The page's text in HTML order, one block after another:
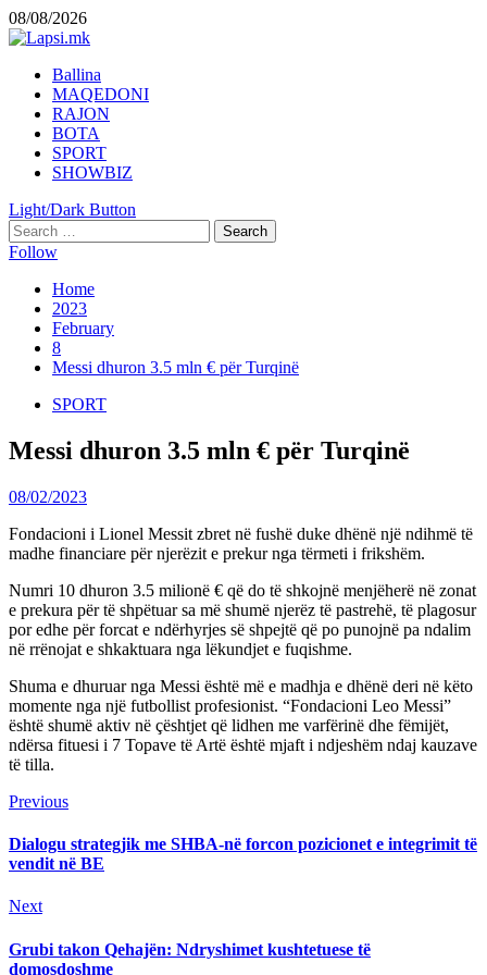
Skip
to
08/08/2026
Primary
Menu
Ballina
MAQEDONI
RAJON
BOTA
SPORT
SHOWBIZ
Light/Dark Button
Search
for:
Follow
Home
2023
February
8
Messi dhuron 3.5 mln € për Turqinë
SPORT
Messi dhuron 3.5 mln € për Turqinë
08/02/2023
Fondacioni i Lionel Messit zbret në fushë duke dhënë një ndihmë të
madhe financiare për njerëzit e prekur nga tërmeti i frikshëm.
Numri 10 dhuron 3.5 milionë € që do të shkojnë menjëherë në zonat
e prekura për të shpëtuar sa më shumë njerëz të pastrehë, të plagosur
por edhe për forcat e ndërhyrjes së shpejtë që po punojnë pa ndalim
në rrënojat e shkaktuara nga lëkundjet e fuqishme.
Shuma e dhuruar nga Messi është më e madhja e dhënë deri në këto
momente nga një futbollist profesionist. “Fondacioni Leo Messi”
është shumë aktiv në çështjet që lidhen me varfërinë dhe fëmijët,
ndërsa fituesi i 7 Topave të Artë është mjaft i ndjeshëm ndaj kauzave
të tilla.
Continue
Reading
PreviousPrevious
Dialogu strategjik me SHBA-në forcon pozicionet e integrimit të
vendit në BE
NextNext
Grubi takon Qehajën: Ndryshimet kushtetuese të
domosdoshme